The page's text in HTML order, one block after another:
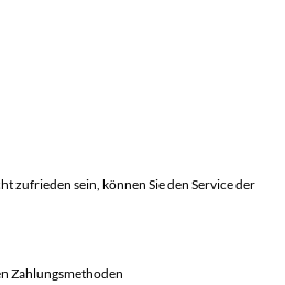
zufrieden sein, können Sie den Service der
Zahlungsmethoden